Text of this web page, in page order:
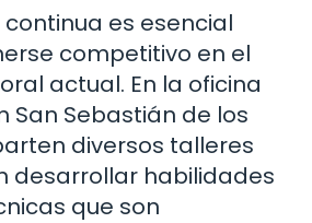
es esencial
competitivo en el
actual. En la oficina
San Sebastián de los
diversos talleres
desarrollar habilidades
que son